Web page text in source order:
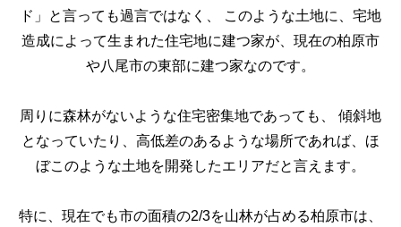
ド」と言っても過言ではなく、
このような土地に、宅地
造成によって生まれた住宅地に建つ家が、現在の柏原市
や八尾市の東部に建つ家なのです。
周りに森林がないような住宅密集地であっても、
傾斜地
となっていたり、高低差のあるような場所であれば、ほ
ぼこのような土地を開発したエリアだと言えます。
特に、現在でも市の面積の2/3を山林が占める柏原市は、